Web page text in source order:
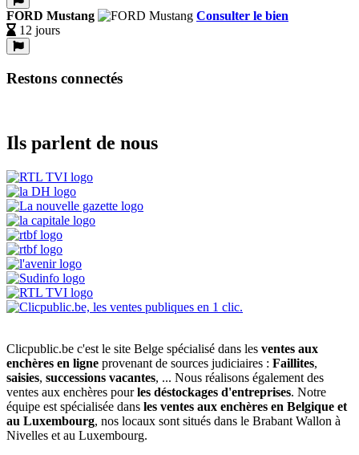
FORD Mustang
Consulter le bien
12 jours
Restons connectés
Ils parlent de nous
Clicpublic.be c'est le site Belge spécialisé dans les ventes aux
enchères en ligne provenant de sources judiciaires : Faillites,
saisies, successions vacantes, ... Nous réalisons également des
ventes aux enchères pourles déstockages d'entreprises. Notre
équipe est spécialisée dans les ventes aux enchères en Belgique et
au Luxembourg, nos locaux sont situés dans le Brabant Wallon à
Nivelles et au Luxembourg.